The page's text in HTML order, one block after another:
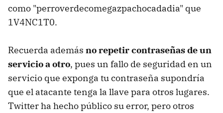
como "perroverdecomegazpachocadadia" que
1V4NC1T0.
Recuerda además no repetir contraseñas de un
servicio a otro, pues un fallo de seguridad en un
servicio que exponga tu contraseña supondría
que el atacante tenga la llave para otros lugares.
Twitter ha hecho público su error, pero otros